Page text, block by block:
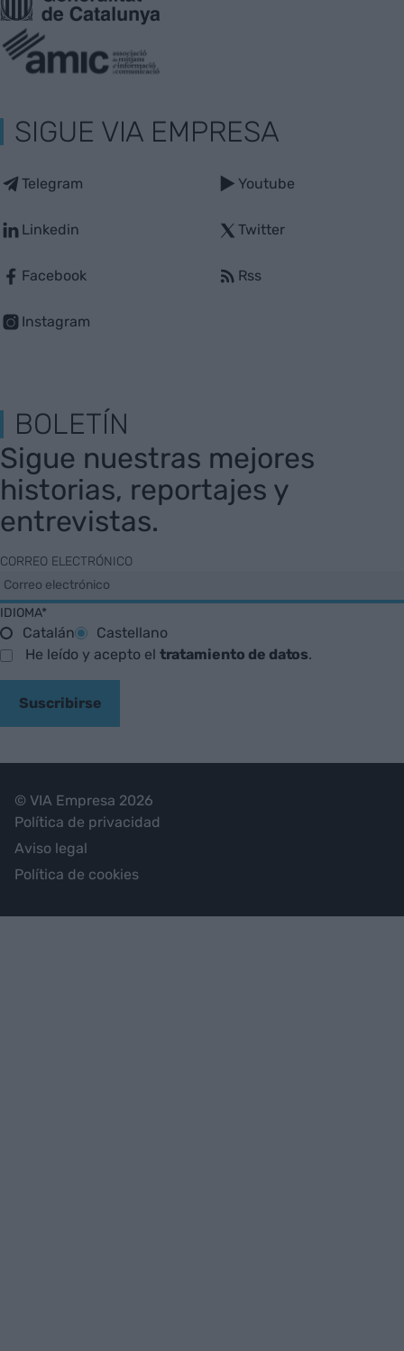
SIGUE VIA EMPRESA
Telegram
Linkedin
Facebook
Instagram
Youtube
Twitter
Rss
BOLETÍN
Sigue nuestras mejores
historias, reportajes y
entrevistas.
CORREO ELECTRÓNICO
IDIOMA*
Catalán
Castellano
He leído y acepto el tratamiento de datos.
Suscribirse
© VIA Empresa 2026
Política de privacidad
Aviso legal
Política de cookies